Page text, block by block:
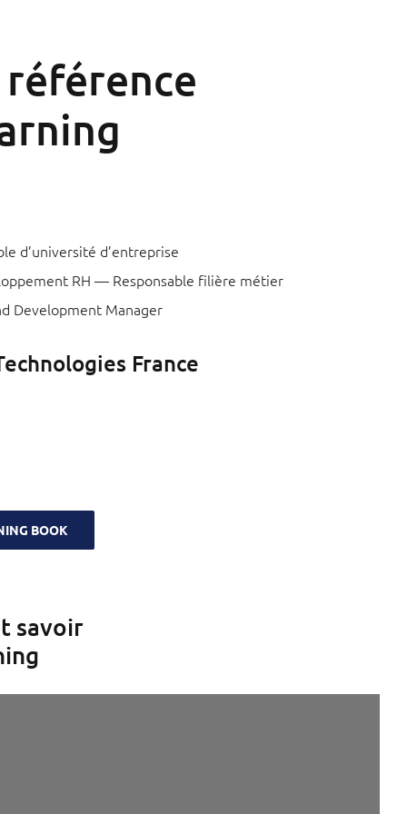
d’université d’entreprise
RH — Responsable filière métier
Development Manager
France
BOOK
savoir